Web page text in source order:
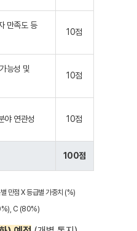
만족도 등
10점
능성 및
10점
야 연관성 10점
100점
만점 X 등급별 가중치 (%)
C (80%)